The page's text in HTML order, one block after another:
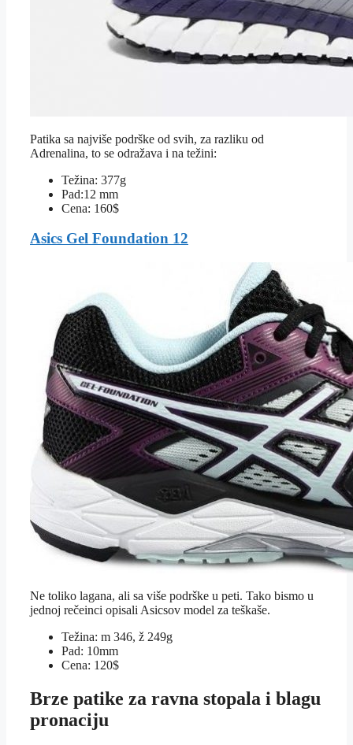
Patika sa najviše podrške od svih, za razliku od
Adrenalina, to se odražava i na težini:
Težina: 377g
Pad:12 mm
Cena: 160$
Asics Gel Foundation 12
Ne toliko lagana, ali sa više podrške u peti. Tako bismo u
jednoj rečeinci opisali Asicsov model za teškaše.
Težina: m 346, ž 249g
Pad: 10mm
Cena: 120$
Brze patike za ravna stopala i blagu
pronaciju